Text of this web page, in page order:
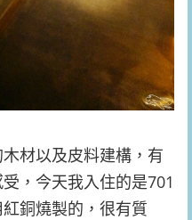
材以及皮料建構，有
，今天我入住的是701
銅燒製的，很有質